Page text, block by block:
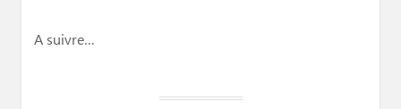
A suivre…